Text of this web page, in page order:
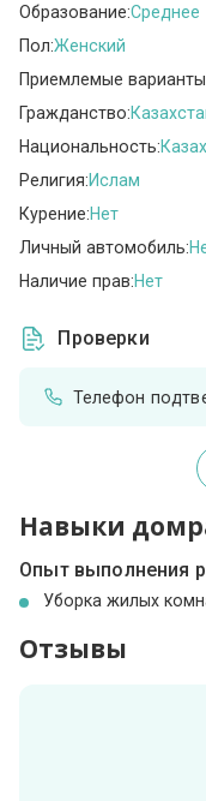
Образование:Среднее
Пол:Женский
Приемлемые
Гражданство:
Национальность:
Религия:Ислам
Курение:Нет
Личный автомобиль:
Наличие прав:Нет
Проверки
Телефон
Навыки
Опыт выполнения
Уборка жилых
Отзывы